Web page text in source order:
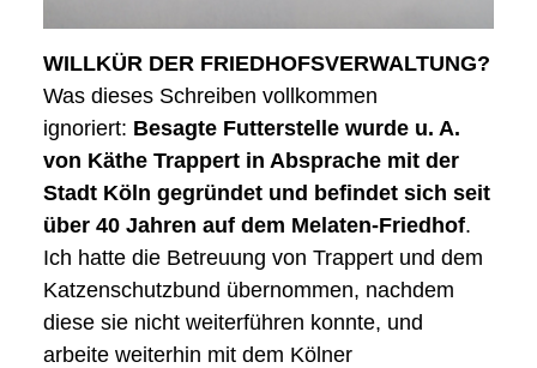
WILLKÜR DER FRIEDHOFSVERWALTUNG?
Was dieses Schreiben vollkommen
ignoriert: Besagte Futterstelle wurde u. A.
von Käthe Trappert in Absprache mit der
Stadt Köln gegründet und befindet sich seit
über 40 Jahren auf dem Melaten-Friedhof.
Ich hatte die Betreuung von Trappert und dem
Katzenschutzbund übernommen, nachdem
diese sie nicht weiterführen konnte, und
arbeite weiterhin mit dem Kölner